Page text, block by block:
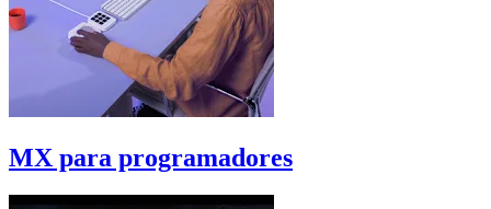
MX para programadores